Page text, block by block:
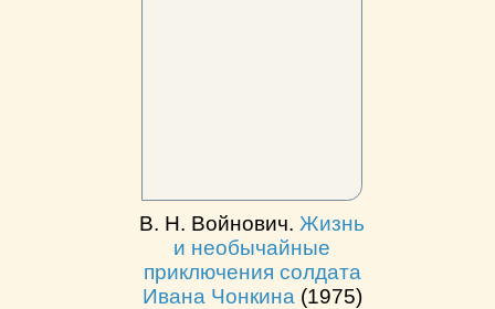
В. Н. Войнович. Жизнь
и необычайные
приключения солдата
Ивана Чонкина (1975)